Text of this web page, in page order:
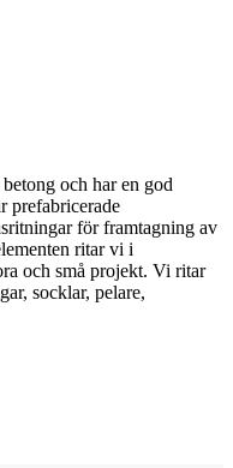
och har en god
prefabricerade
för framtagning av
ritar vi i
och små projekt. Vi ritar
socklar, pelare,